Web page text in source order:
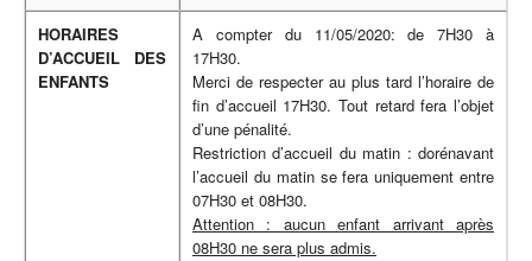
HORAIRES
D’ACCUEIL DES
ENFANTS
A compter du 11/05/2020: de 7H30 à
17H30.
Merci de respecter au plus tard l’horaire de
fin d’accueil 17H30. Tout retard fera l’objet
d’une pénalité.
Restriction d’accueil du matin : dorénavant
l’accueil du matin se fera uniquement entre
07H30 et 08H30.
Attention : aucun enfant arrivant après
08H30 ne sera plus admis.